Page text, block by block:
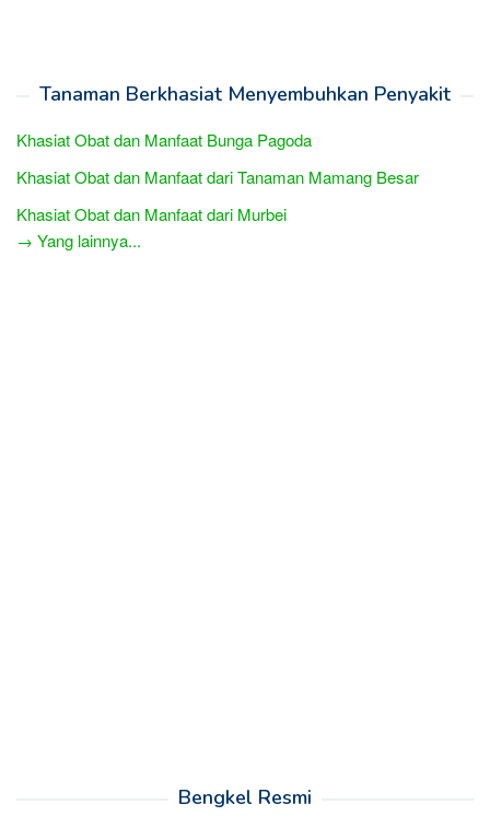
Tanaman Berkhasiat Menyembuhkan Penyakit
Khasiat Obat dan Manfaat Bunga Pagoda
Khasiat Obat dan Manfaat dari Tanaman Mamang Besar
Khasiat Obat dan Manfaat dari Murbei
→ Yang lainnya...
Bengkel Resmi